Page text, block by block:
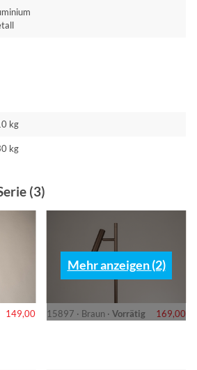
kg
kg
(3)
149,00 15897 · Braun · Vorrätig 169,00
Mehr anzeigen (2)